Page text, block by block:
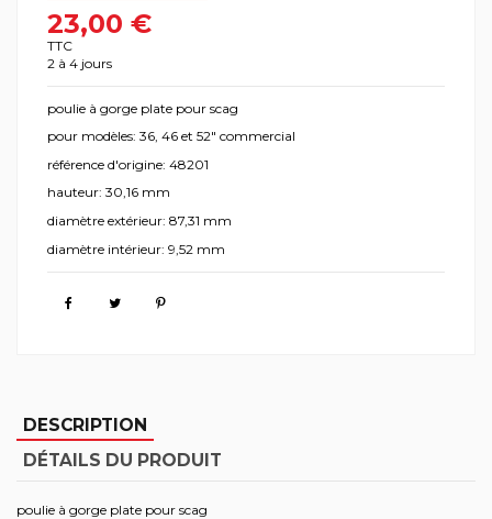
23,00 €
TTC
2 à 4 jours
poulie à gorge plate pour scag
pour modèles: 36, 46 et 52" commercial
référence d'origine: 48201
hauteur: 30,16 mm
diamètre extérieur: 87,31 mm
diamètre intérieur: 9,52 mm
DESCRIPTION
DÉTAILS DU PRODUIT
poulie à gorge plate pour scag